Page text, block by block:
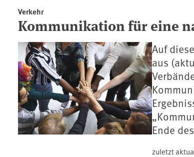
Verkehr
Kommunikation für eine
Auf
aus
Ende
zuletzt